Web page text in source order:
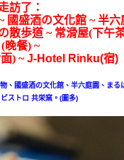
訪了：
國盛酒の文化館 ~ 半六
散歩道 ~ 常滑屋(下午
晚餐) ~
) ~J-Hotel Rinku(宿)
、國盛酒の文化館、半六庭園、ま
ストロ 共栄窯。(圖多)